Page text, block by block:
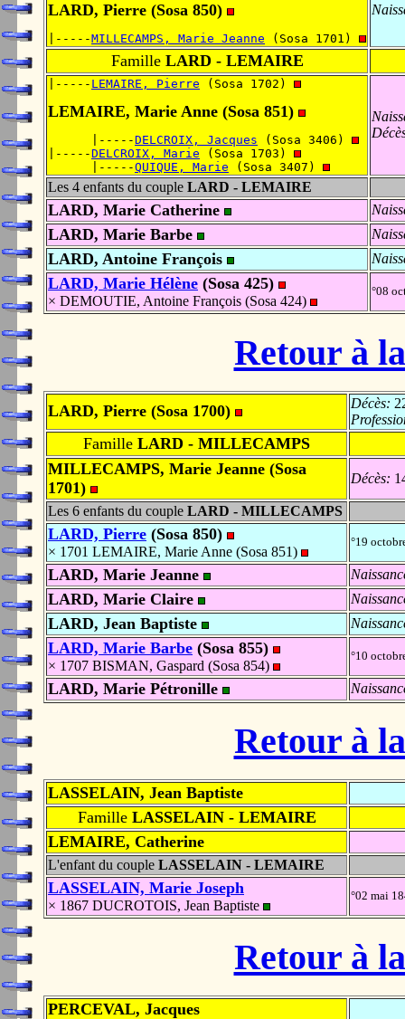
LARD, Pierre (Sosa 850)
|-----MILLECAMPS, Marie Jeanne (Sosa 1701)
FamilleLARD - LEMAIRE
|----- LEMAIRE, Pierre (Sosa 1702)
LEMAIRE, Marie Anne (Sosa 851)
      |-----
DELCROIX, Jacques (Sosa 3406)
|-----DELCROIX, Marie (Sosa 1703)
      |-----
QUIQUE, Marie (Sosa 3407)
Les 4 enfants du couple LARD - LEMAIRE
LARD, Marie Catherine
LARD, Marie Barbe
LARD, Antoine François
LARD, Marie Hélène (Sosa 425)
× DEMOUTIE, Antoine François (Sosa 424)
°08
Retour à
LARD, Pierre (Sosa 1700) Décès:
Famille LARD - MILLECAMPS
MILLECAMPS, Marie Jeanne (Sosa
1701)
Décès:
Les 6 enfants du couple LARD - MILLECAMPS
LARD, Pierre (Sosa 850)
× 1701 LEMAIRE, Marie Anne (Sosa 851)
°19
LARD, Marie Jeanne
LARD, Marie Claire
LARD, Jean Baptiste
LARD, Marie Barbe (Sosa 855)
× 1707 BISMAN, Gaspard (Sosa 854)
°10
LARD, Marie Pétronille
Retour à
LASSELAIN, Jean Baptiste
FamilleLASSELAIN - LEMAIRE
LEMAIRE, Catherine
L'enfant du couple LASSELAIN - LEMAIRE
LASSELAIN, Marie Joseph
× 1867 DUCROTOIS, Jean Baptiste
°02 mai
Retour à
PERCEVAL, Jacques